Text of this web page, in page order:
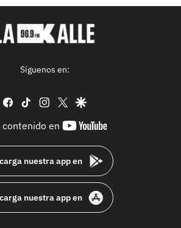
Síguenos en:
facebook
tiktok instagram
twittergoogle
contenido en
youtube-
nuestra app en
nuestra app en